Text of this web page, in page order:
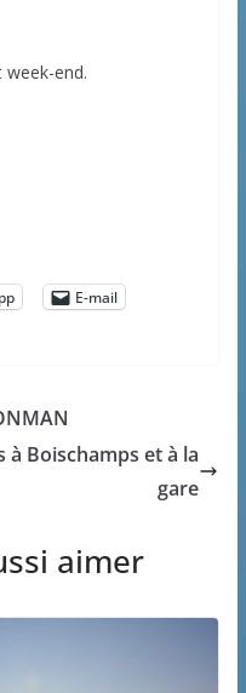
end.
E-mail
Boischamps et à la
gare
aimer